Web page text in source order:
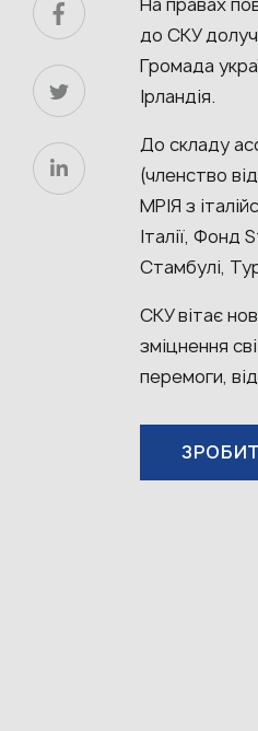
до СКУ
Громада
Ірландія.
До складу
(членство
МРІЯ з
Італії, Фонд
Стамбулі,
СКУ вітає
зміцнення
перемоги,